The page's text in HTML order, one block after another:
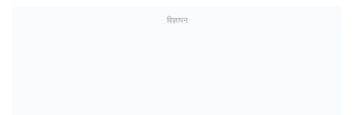
विज्ञापन